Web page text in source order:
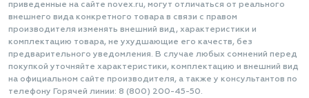
приведенные на сайте novex.ru, могут отличаться от реального
внешнего вида конкретного товара в связи с правом
производителя изменять внешний вид, характеристики и
комплектацию товара, не ухудшающие его качеств, без
предварительного уведомления. В случае любых сомнений перед
покупкой уточняйте характеристики, комплектацию и внешний вид
на официальном сайте производителя, а также у консультантов по
телефону Горячей линии: 8 (800) 200-45-50.